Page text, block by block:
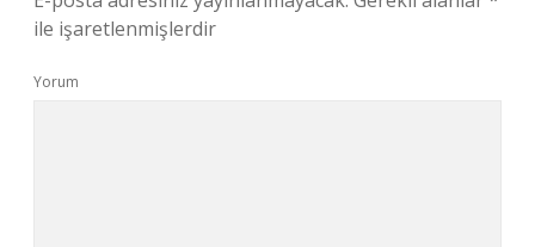
ile işaretlenmişlerdir
Yorum